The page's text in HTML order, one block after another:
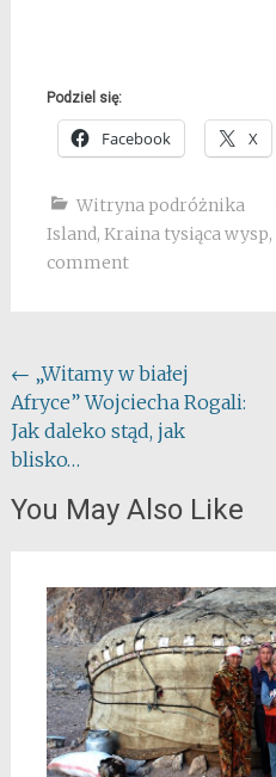
Podziel się:
Facebook X
Witryna podróżnika
Island, Kraina tysiąca wysp,
comment
Post
navigation
← „Witamy w białej
Afryce” Wojciecha Rogali:
Jak daleko stąd, jak
blisko…
You May Also Like